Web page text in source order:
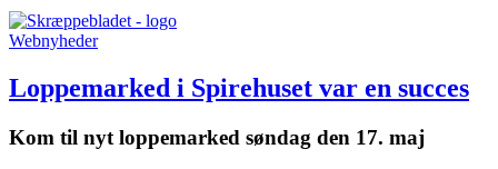
Webnyheder
Loppemarked i Spirehuset var en succes
Kom til nyt loppemarked søndag den 17. maj